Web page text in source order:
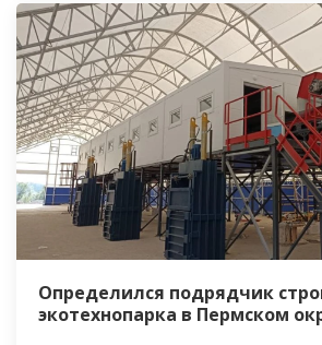
Определился подрядчик
экотехнопарка в Пермском